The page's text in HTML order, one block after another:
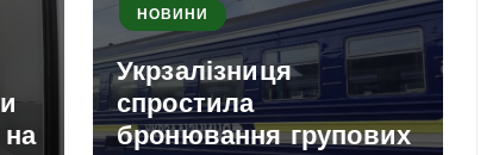
на
НОВИНИ
Укрзалізниця
спростила
бронювання групових